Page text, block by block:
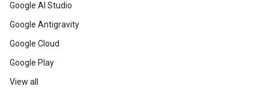
Google AI Studio
Google Antigravity
Google Cloud
Google Play
View all